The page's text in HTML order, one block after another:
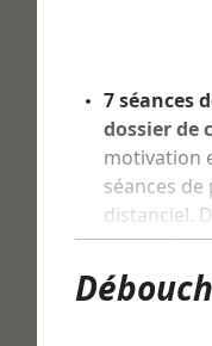
concours du
Les
s'informer
démarches à
7 séances
dossier de
motivation
séances
distanciel.
collectif
questions.